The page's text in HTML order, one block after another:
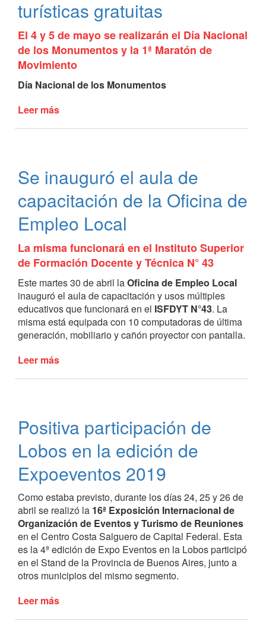
de
turísticas gratuitas
El 4 y 5 de mayo se realizarán el Día Nacional
de los Monumentos y la 1ª Maratón de
Movimiento
Día Nacional de los Monumentos
Leer más
repleto
de
actividades
culturales
y
gratuitas
Se inauguró el aula de
capacitación de la Oficina de
Empleo Local
La misma funcionará en el Instituto Superior
de Formación Docente y Técnica N° 43
Este martes 30 de abril laOficina de Empleo Local
inauguró el aula de capacitación y usos múltiples
educativos que funcionará en el ISFDYT N°43. La
misma está equipada con 10 computadoras de última
generación, mobiliario y cañón proyector con pantalla.
Leer más
de
capacitación
de
Oficina
de
Empleo
Local
Positiva participación de
Lobos en la edición de
Expoeventos 2019
Como estaba previsto, durante los días 24, 25 y 26 de
abril se realizó la 16ª Exposición Internacional de
Organización de Eventos y Turismo de Reuniones
en el Centro Costa Salguero de Capital Federal. Esta
es la 4ª edición de Expo Eventos en la Lobos participó
en el Stand de la Provincia de Buenos Aires, junto a
otros municipios del mismo segmento.
Leer más